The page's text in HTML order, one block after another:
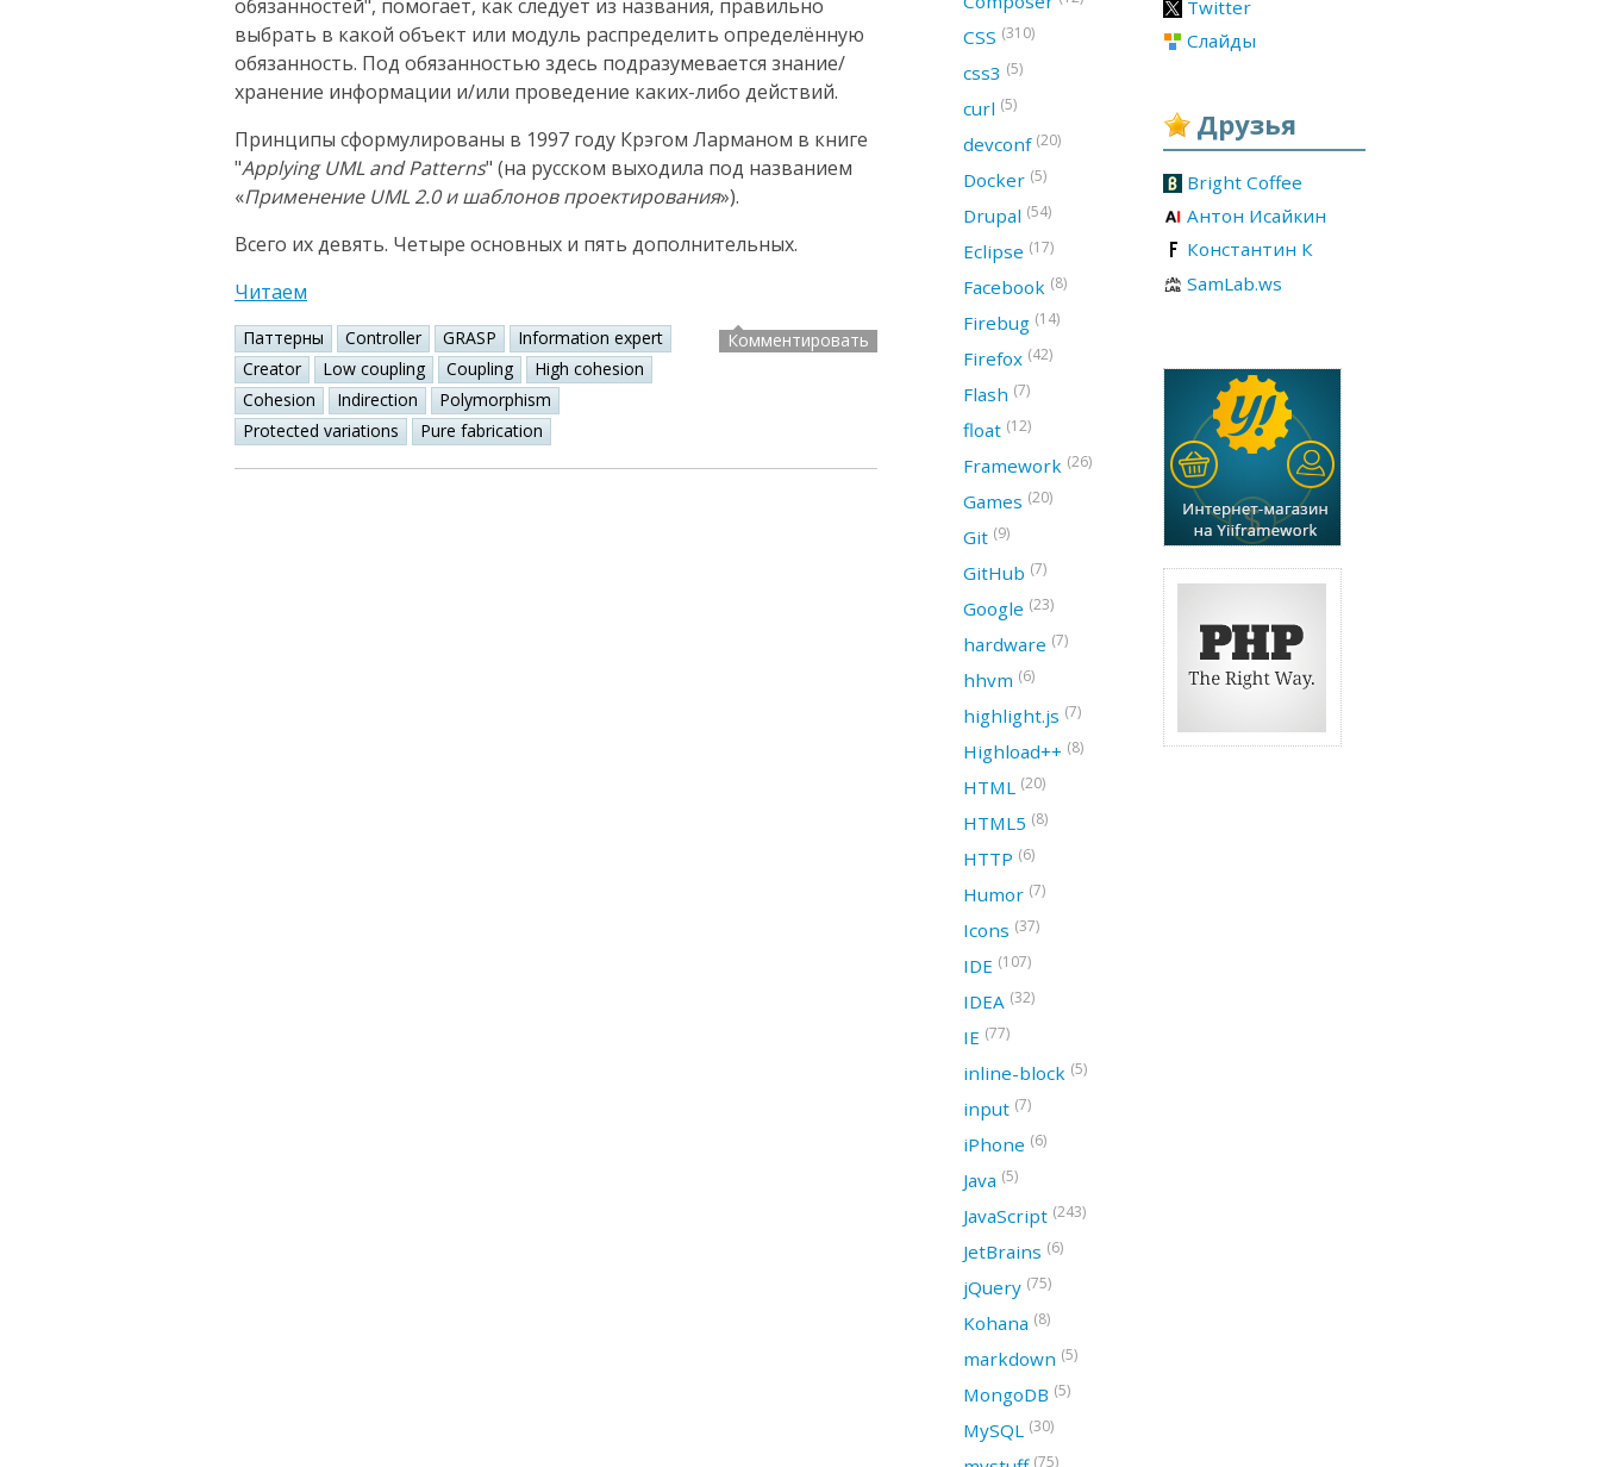
обязанностей", помогает, как следует из названия, правильно
выбрать в какой объект или модуль распределить определённую
обязанность. Под обязанностью здесь подразумевается знание/
хранение информации и/или проведение каких-либо действий.
Принципы сформулированы в 1997 году Крэгом Ларманом в книге
"Applying UML and Patterns" (на русском выходила под названием
«Применение UML 2.0 и шаблонов проектирования»).
Всего их девять. Четыре основных и пять дополнительных.
Читаем
Паттерны Controller GRASP
Information expert
Creator
Low coupling Coupling
High cohesion
Cohesion
Indirection
Polymorphism
Protected variations
Pure fabrication
Комментировать
Twitter
Слайды
Друзья
Bright Coffee
Антон Исайкин
Константин К
SamLab.ws
CSS (310)
css3 (5)
curl (5)
devconf (20)
Docker (5)
Drupal (54)
Eclipse (17)
Facebook (8)
Firebug (14)
Firefox (42)
Flash (7)
float (12)
Framework (26)
Games (20)
Git (9)
GitHub (7)
Google (23)
hardware (7)
hhvm (6)
highlight.js (7)
Highload++ (8)
HTML (20)
HTML5 (8)
HTTP (6)
Humor (7)
Icons (37)
IDE (107)
IDEA (32)
IE (77)
inline-block (5)
input (7)
iPhone (6)
Java (5)
JavaScript (243)
JetBrains (6)
jQuery (75)
Kohana (8)
markdown (5)
MongoDB (5)
MySQL (30)
(75)